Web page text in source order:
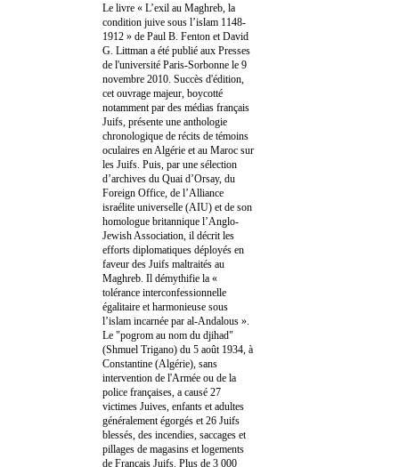
Le livre « L’exil au Maghreb, la
condition juive sous l’islam 1148-
1912 » de Paul B. Fenton et David
G. Littman a été publié aux Presses
de l'université Paris-Sorbonne le 9
novembre 2010. Succès d'édition,
cet ouvrage majeur, boycotté
notamment par des médias français
Juifs, présente une anthologie
chronologique de récits de témoins
oculaires en Algérie et au Maroc sur
les Juifs. Puis, par une sélection
d’archives du Quai d’Orsay, du
Foreign Office, de l’Alliance
israélite universelle (AIU) et de son
homologue britannique l’Anglo-
Jewish Association, il décrit les
efforts diplomatiques déployés en
faveur des Juifs maltraités au
Maghreb. Il démythifie la «
tolérance interconfessionnelle
égalitaire et harmonieuse sous
l’islam incarnée par al-Andalous ».
Le "pogrom au nom du djihad"
(Shmuel Trigano) du 5 août 1934, à
Constantine (Algérie), sans
intervention de l'Armée ou de la
police françaises, a causé 27
victimes Juives, enfants et adultes
généralement égorgés et 26 Juifs
blessés, des incendies, saccages et
pillages de magasins et logements
de Français Juifs. Plus de 3 000